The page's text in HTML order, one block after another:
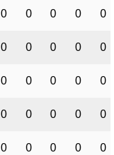
0 0 0 0 0
0 0 0 0 0
0 0 0 0 0
0 0 0 0 0
0 0 0 0 0